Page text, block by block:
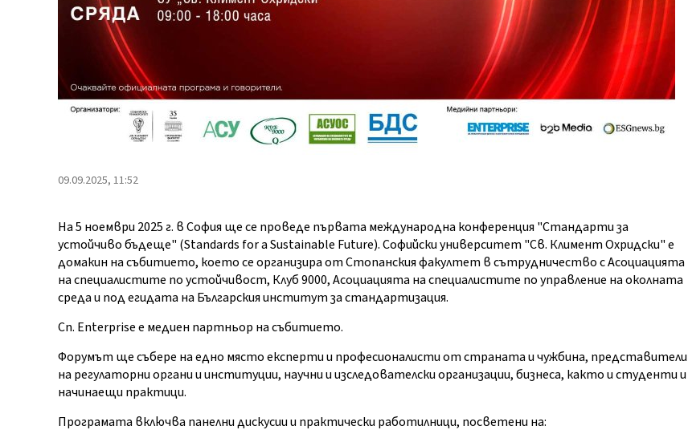
09.09.2025, 11:52
На 5 ноември 2025 г. в София ще се проведе първата международна конференция "Стандарти за
устойчиво бъдеще" (Standards for a Sustainable Future). Софийски университет "Св. Климент Охридски" е
домакин на събитието, което се организира от Стопанския факултет в сътрудничество с Асоциацията
на специалистите по устойчивост, Клуб 9000, Асоциацията на специалистите по управление на околната
среда и под егидата на Българския институт за стандартизация.
Сп. Enterprise е медиен партньор на събитието.
Форумът ще събере на едно място експерти и професионалисти от страната и чужбина, представители
на регулаторни органи и институции, научни и изследователски организации, бизнеса, както и студенти и
начинаещи практици.
Програмата включва панелни дискусии и практически работилници, посветени на: